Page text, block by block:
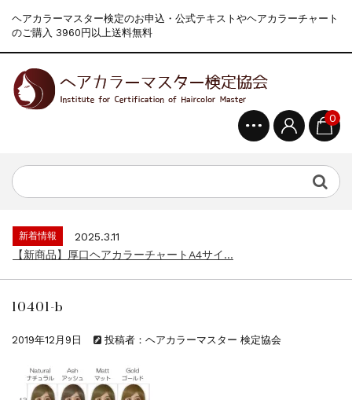
ヘアカラーマスター検定のお申込・公式テキストやヘアカラーチャート
のご購入 3960円以上送料無料
0
一部ヘアカラーチャートのお値引きを行いま...
新着情報
2026.7.1
新着情報
2025.3.11
【新商品】厚口ヘアカラーチャートA4サイ...
新着情報
新着情報
一部ヘアカラーチャートのお値引きを行いま...
新着情報
2026.7.1
10401-b
2019年12月9日 投稿者：ヘアカラーマスター 検定協会